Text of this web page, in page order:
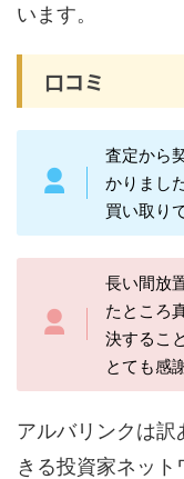
います。
口コミ
査定から
かりまし
買い取り
長い間放
たところ
決するこ
とても感
アルバリンクは
きる投資家ネッ